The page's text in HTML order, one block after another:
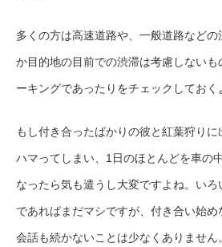
多くの方は高速道路や、一般道路など
か目的地の目前での渋滞は考慮しない
ーキングであったりをチェックしておく
もし付き合ったばかりの彼と紅葉狩り
ハマってしまい、1日のほとんどを車の
なったら気も遣うし大変ですよね。い
であればまだマシですが、付き合い始
会話も続かないことは少なくありませ